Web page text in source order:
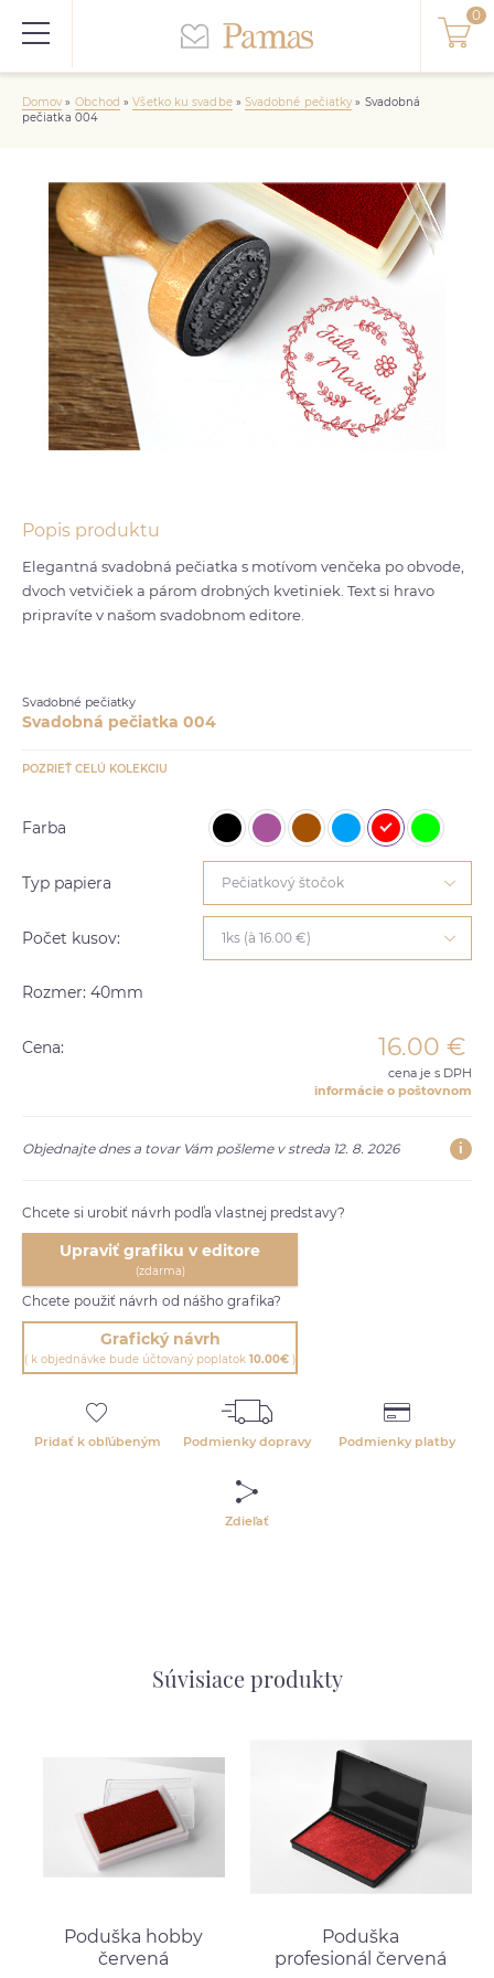
Domov» Obchod »Všetko ku svadbe» Svadobné pečiatky » Svadobná
pečiatka 004
Popis produktu
Elegantná svadobná pečiatka s motívom venčeka po obvode,
dvoch vetvičiek a párom drobných kvetiniek. Text si hravo
pripravíte v našom svadobnom editore.
Svadobné pečiatky
Svadobná pečiatka 004
POZRIEŤ CELÚ KOLEKCIU
Farba
Typ papiera Pečiatkový štočok
Počet kusov: 1ks (à 16.00 €)
Rozmer: 40mm
Cena: 16.00 €
cena je s DPH
informácie o poštovnom
Objednajte dnes a tovar Vám pošleme v streda 12. 8. 2026 i
Chcete si urobiť návrh podľa vlastnej predstavy?
Upraviť grafiku v editore
(zdarma)
Chcete použiť návrh od nášho grafika?
Grafický návrh
( k objednávke bude účtovaný poplatok 10.00€ )
Pridať k obľúbeným Podmienky dopravy Podmienky platby
Zdieľať
Súvisiace produkty
Poduška hobby
červená
Poduška
profesionál červená